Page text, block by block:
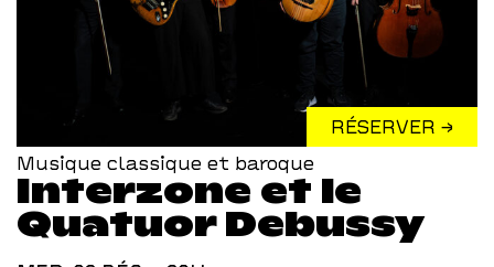
RÉSERVER →
Musique classique et baroque
Interzone et le
Quatuor Debussy